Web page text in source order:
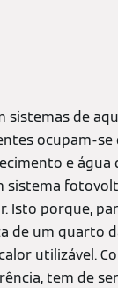
sistemas de
ocupam-se
e água
sistema
Isto porque,
de um quarto
utilizável.
tem de